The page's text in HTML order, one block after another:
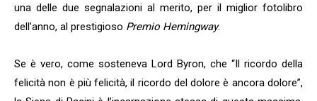
una delle due segnalazioni al merito, per il miglior fotolibro
dell’anno, al prestigioso Premio Hemingway.
Se è vero, come sosteneva Lord Byron, che “Il ricordo della
felicità non è più felicità, il ricordo del dolore è ancora dolore”,